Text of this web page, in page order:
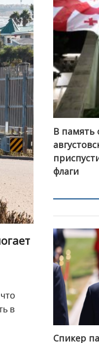
в
В память
флаги
Спикер